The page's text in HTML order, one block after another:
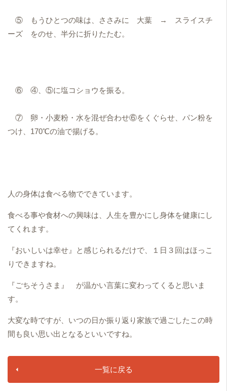
⑤ もうひとつの味は、ささみに 大葉 → スライスチ
ーズ をのせ、半分に折りたたむ。
⑥ ④、⑤に塩コショウを振る。
⑦ 卵・小麦粉・水を混ぜ合わせ⑥をくぐらせ、パン粉を
つけ、170℃の油で揚げる。
人の身体は食べる物でできています。
食べる事や食材への興味は、人生を豊かにし身体を健康にし
てくれます。
『おいしいは幸せ』と感じられるだけで、１日３回はほっこ
りできますね。
『ごちそうさま』 が温かい言葉に変わってくると思いま
す。
大変な時ですが、いつの日か振り返り家族で過ごしたこの時
間も良い思い出となるといいですね。
一覧に戻る